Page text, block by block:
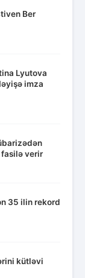
Ber
Lyutova
imza
verir
35 ilin rekord
kütləvi